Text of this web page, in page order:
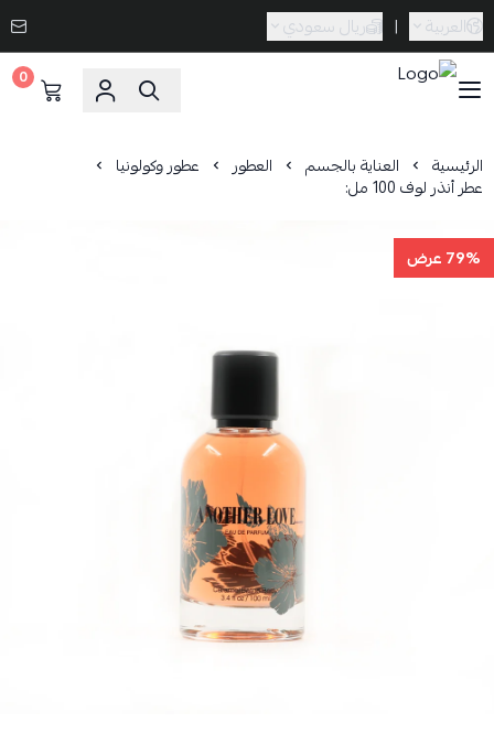
العربية | ريال سعودي
0
الرئيسية العناية بالجسم العطور عطور وكولونيا
عطر أنذر لوف 100 مل:
79% عرض